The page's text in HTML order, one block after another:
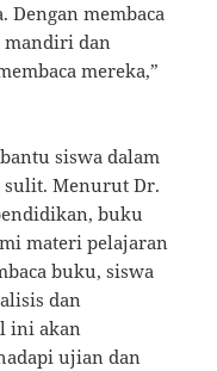
Dengan membaca
mandiri dan
mereka,”
siswa dalam
sulit. Menurut Dr.
buku
materi pelajaran
buku, siswa
dan
ini akan
ujian dan